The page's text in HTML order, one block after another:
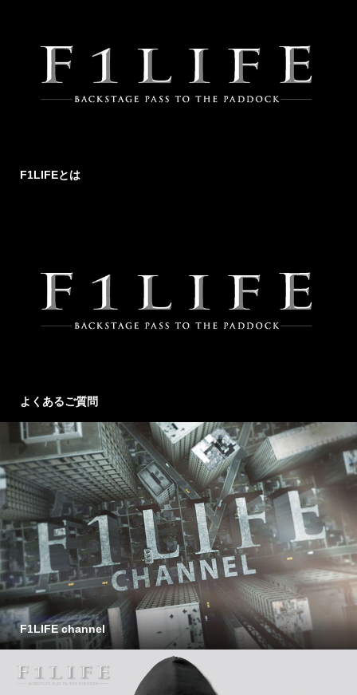
F1LIFEとは
よくあるご質問
F1LIFE channel